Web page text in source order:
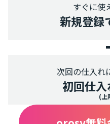
すぐに使
新規登録
次回の仕入れ
初回仕入
(上